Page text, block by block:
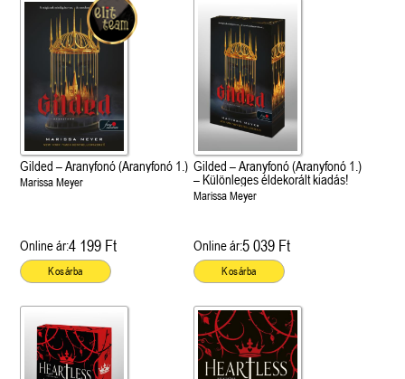
cél (Off-Campus 4.)
olvasható!
21.
Grace and Glory - Kegyelem és
dicsőség (Az Előhírnök-trilógia
Különleges éldekorált kiadás!
31.
Gilded – Aranyfonó (Aranyfonó 1.)
Marissa Meyer
Online ár:4 199 Ft
Kosárba
Gilded – Aranyfonó (Aranyfonó 1.)
– Különleges éldekorált kiadás!
Marissa Meyer
Online ár:5 039 Ft
Kosárba